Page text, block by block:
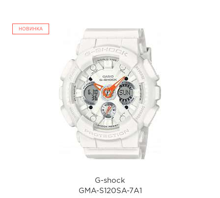
НОВИНКА
G-shock
GMA-S120SA-7A1
i
G-shock
GMA-S120SA-7A1